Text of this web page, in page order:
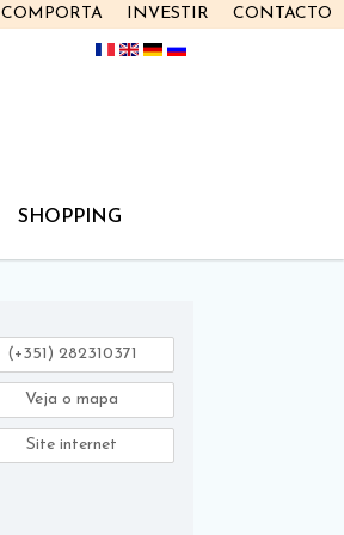
CONTACTO
INVESTIR
COMPORTA
SHOPPING
(+351) 282310371
Veja o mapa
Site internet